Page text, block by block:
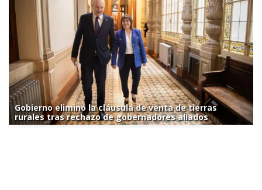
Gobierno eliminó la cláusula de venta de tierras
rurales tras rechazo de gobernadores aliados